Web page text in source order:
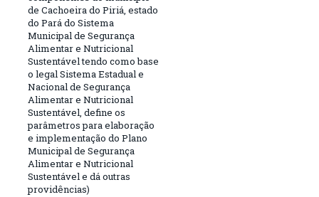
de Cachoeira do Piriá, estado
do Pará do Sistema
Municipal de Segurança
Alimentar e Nutricional
Sustentável tendo como base
o legal Sistema Estadual e
Nacional de Segurança
Alimentar e Nutricional
Sustentável, define os
parâmetros para elaboração
e implementação do Plano
Municipal de Segurança
Alimentar e Nutricional
Sustentável e dá outras
providências)